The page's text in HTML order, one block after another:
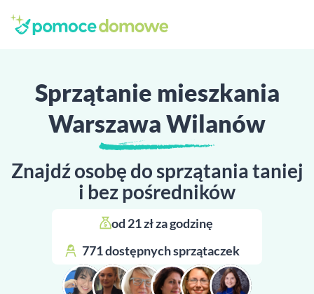
Sprzątanie mieszkania
Warszawa Wilanów
Znajdź osobę do sprzątania taniej
i bez pośredników
od 21 zł za godzinę
771 dostępnych sprzątaczek